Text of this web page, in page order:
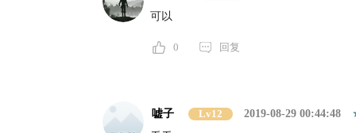
可以
0 回复
嘘子 Lv12
2019-08-29 00:44:48